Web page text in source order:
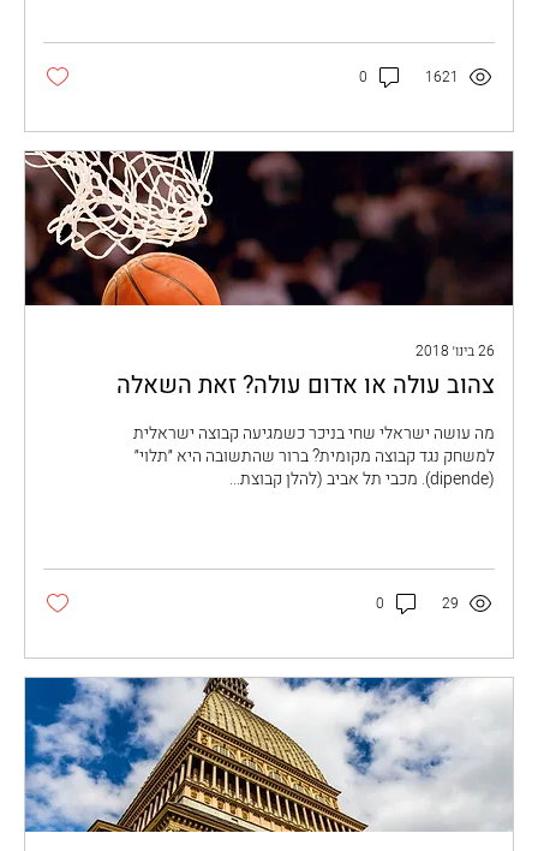
1621
0
26 בינו׳ 2018
צהוב עולה או אדום עולה? זאת השאלה
מה עושה ישראלי שחי בניכר כשמגיעה קבוצה ישראלית
למשחק נגד קבוצה מקומית? ברור שהתשובה היא ״תלוי״
(dipende). מכבי תל אביב (להלן קבוצת...
29
0